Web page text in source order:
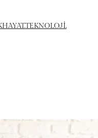
HAYAT.TEKNOLOJİ.